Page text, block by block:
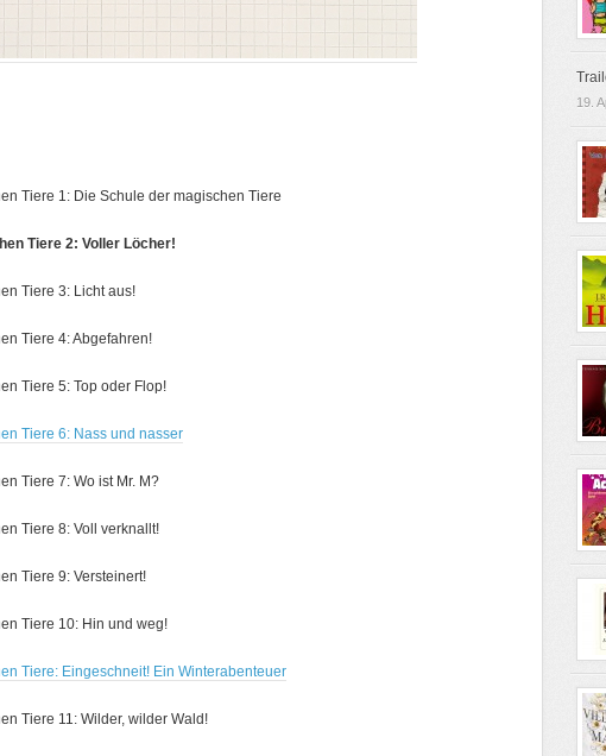
Tiere 1: Die Schule der magischen Tiere
Tiere 2: Voller Löcher!
Tiere 3: Licht aus!
Tiere 4: Abgefahren!
Tiere 5: Top oder Flop!
Tiere 6: Nass und nasser
Tiere 7: Wo ist Mr. M?
Tiere 8: Voll verknallt!
Tiere 9: Versteinert!
Tiere 10: Hin und weg!
Tiere: Eingeschneit! Ein Winterabenteuer
Tiere 11: Wilder, wilder Wald!
19.